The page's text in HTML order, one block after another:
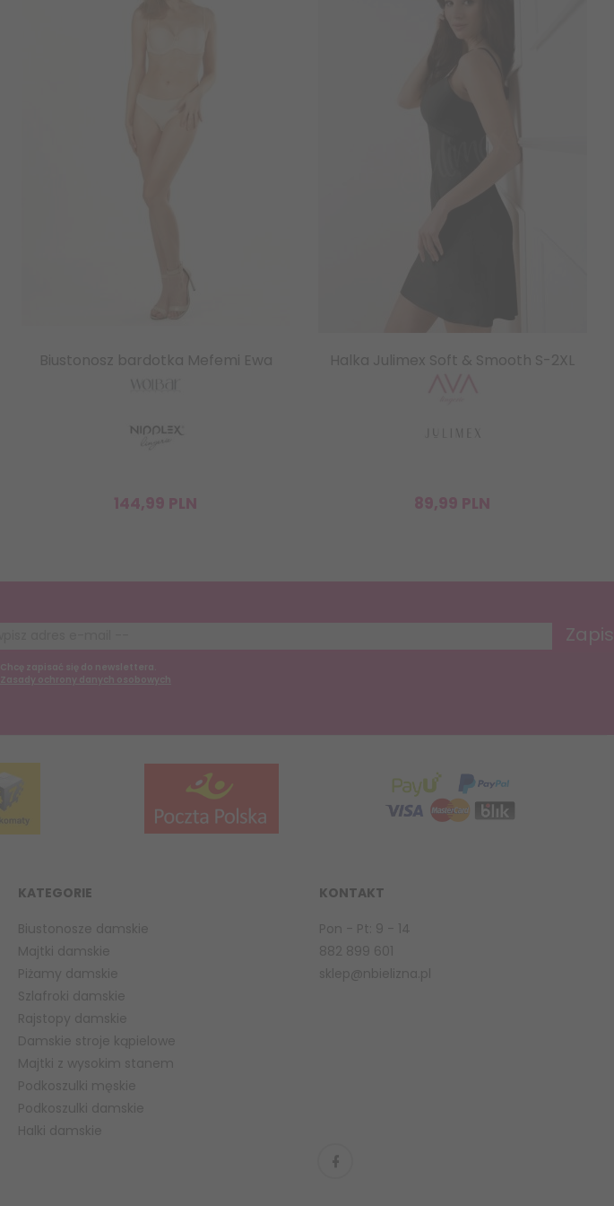
Biustonosz bardotka Mefemi Ewa
144,99 PLN
Halka Julimex Soft & Smooth S-2XL
89,99 PLN
Chcę zapisać się do newslettera.
Zasady ochrony danych osobowych
KATEGORIE
Biustonosze damskie
Majtki damskie
Piżamy damskie
Szlafroki damskie
Rajstopy damskie
Damskie stroje kąpielowe
Majtki z wysokim stanem
Podkoszulki męskie
Podkoszulki damskie
Halki damskie
KONTAKT
Pon - Pt: 9 - 14
882 899 601
sklep@nbielizna.pl